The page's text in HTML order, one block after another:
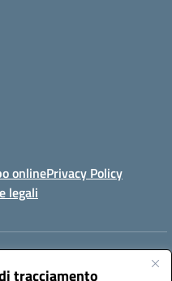
tracciamento
onlinePrivacy Policy
legali